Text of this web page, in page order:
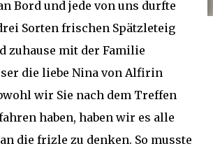
Bord und jede von uns durfte
Sorten frischen Spätzleteig
zuhause mit der Familie
die liebe Nina von Alfirin
wir Sie nach dem Treffen
haben, haben wir es alle
die frizle zu denken. So musste